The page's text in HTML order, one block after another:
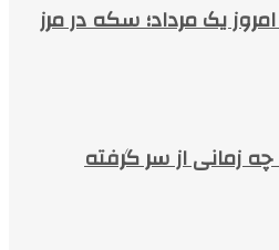
یک مرداد؛ سکه در مرز
زمانی از سر گرفته